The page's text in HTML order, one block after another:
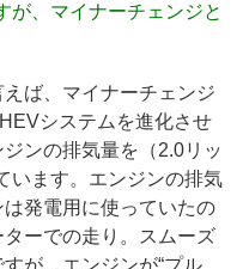
が、マイナーチェンジと
ば、マイナーチェンジ
システムを進化させ
ンの排気量を（2.0リッ
います。エンジンの排気
発電用に使っていたの
ーでの走り。スムーズ
が、エンジンが“プル